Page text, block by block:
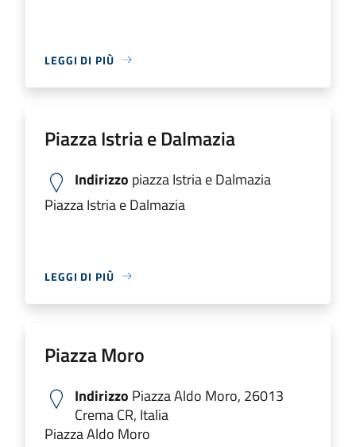
LEGGI DI PIÙ
Piazza Istria e Dalmazia
Indirizzo piazza Istria e Dalmazia
Piazza Istria e Dalmazia
LEGGI DI PIÙ
Piazza Moro
Indirizzo Piazza Aldo Moro, 26013
Crema CR, Italia
Piazza Aldo Moro